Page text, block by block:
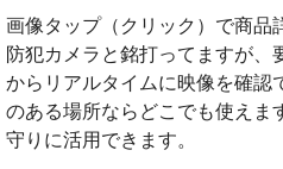
画像タップ（クリック）で商品
防犯カメラと銘打ってますが、
からリアルタイムに映像を確認
のある場所ならどこでも使えま
守りに活用できます。